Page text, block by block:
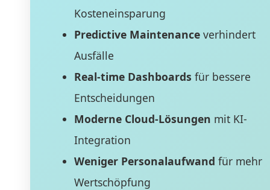
Kosteneinsparung
Predictive Maintenanceverhindert
Ausfälle
Real-time Dashboards für bessere
Entscheidungen
Moderne Cloud-Lösungen mit KI-
Integration
Weniger Personalaufwand für mehr
Wertschöpfung